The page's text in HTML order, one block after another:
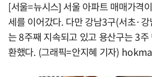
[서울=뉴시스] 서울 아파트 매매가격
세를 이어갔다. 다만 강남3구(서초·
는 8주째 지속되고 있고 용산구는 3
환했다. (그래픽=안지혜 기자)